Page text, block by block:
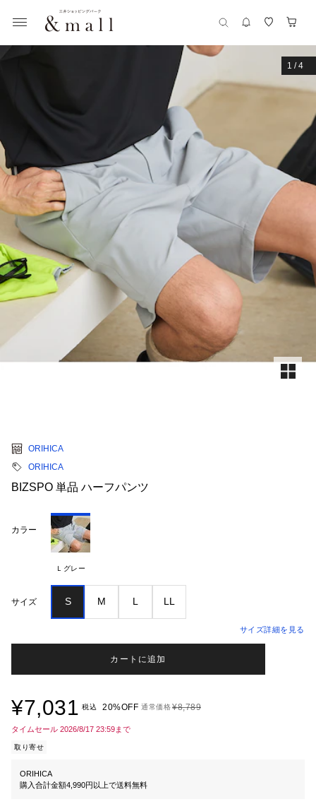
1 /4
ORIHICA
ORIHICA
BIZSPO 単品 ハーフパンツ
カラー
Ｌグレー
サイズ S M L LL
サイズ詳細を見る
カートに追加
¥7,031 税込 20%OFF 通常価格¥8,789
タイムセール 2026/8/17 23:59まで
取り寄せ
ORIHICA
購入合計金額4,990円以上で送料無料